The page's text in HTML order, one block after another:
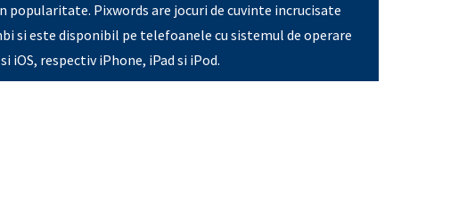
popularitate. Pixwords are jocuri de cuvinte incrucisate
si este disponibil pe telefoanele cu sistemul de operare
iOS, respectiv iPhone, iPad si iPod.